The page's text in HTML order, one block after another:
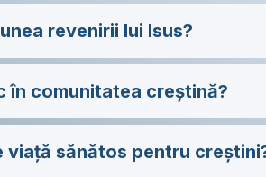
revenirii lui Isus?
în comunitatea creștină?
viață sănătos pentru